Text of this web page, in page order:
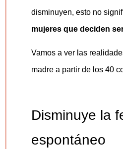
disminuyen, esto no
mujeres que deciden
Vamos a ver las
madre a partir de los 40
Disminuye la
espontáneo